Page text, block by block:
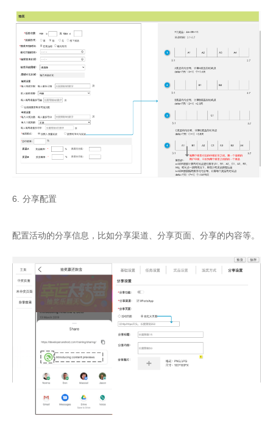
6. 分享配置
配置活动的分享信息，比如分享渠道、分享页面、分享的内容等。